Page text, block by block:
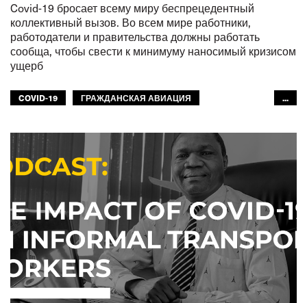
Covid-19 бросает всему миру беспрецедентный
коллективный вызов. Во всем мире работники,
работодатели и правительства должны работать
сообща, чтобы свести к минимуму наносимый кризисом
ущерб
COVID-19
ГРАЖДАНСКАЯ АВИАЦИЯ
ВНУТРЕННИЙ ВОДНЫЙ ТРАНСПОРТ
ЖЕЛЕЗНЫЕ ДОРОГИ
АВТОМОБИЛЬНЫЙ ТРАНСПОРТ
МОРЯКИ
ТУРИЗМ
ГОРОДСКОЙ ТРАНСПОРТ
МФТ: АФРИКА
МЕЖАМЕРИКАНСКОЕ БЮРО МФТ
МФТ: АРАБСКИЙ МИР
МФТ: АТР GLOBAL
...